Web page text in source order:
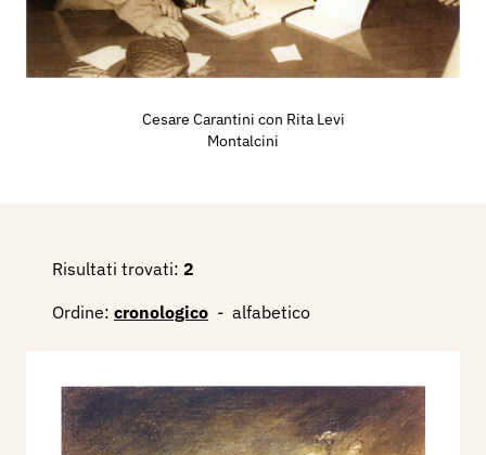
conoscere ed apprezzare nel suo luogo natale,
dove da molto tempo era tornato a vivere. (
Archivio Sartori Editore, pp. 707/708.
2019 - Artisti Storici Casteldariesi (calendario
Luglio 2020.
Cesare Carantini con Rita Levi
Montalcini
Risultati trovati: 2
Ordine: cronologico - alfabetico